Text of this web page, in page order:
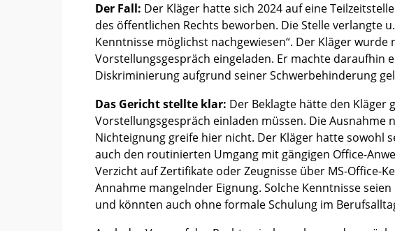
Der Fall: Der Kläger hatte sich 2024 auf eine
des öffentlichen Rechts beworben. Die Stelle verlangte
Kenntnisse möglichst nachgewiesen“. Der Kläger wurde
Vorstellungsgespräch eingeladen. Er machte daraufhin
Diskriminierung aufgrund seiner Schwerbehinderung
Das Gericht stellte klar: Der Beklagte hätte den Kläger
Vorstellungsgespräch einladen müssen. Die Ausnahme
Nichteignung greife hier nicht. Der Kläger hatte sowohl
auch den routinierten Umgang mit gängigen Office-
Verzicht auf Zertifikate oder Zeugnisse über MS-Office-
Annahme mangelnder Eignung. Solche Kenntnisse
und könnten auch ohne formale Schulung im